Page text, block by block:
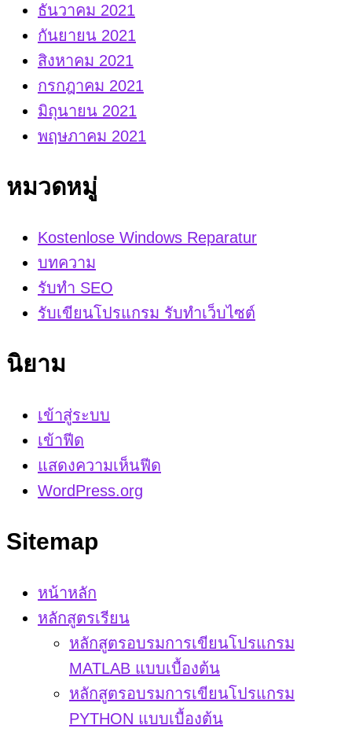
ธันวาคม 2021
กันยายน 2021
สิงหาคม 2021
กรกฎาคม 2021
มิถุนายน 2021
พฤษภาคม 2021
หมวดหมู่
Kostenlose Windows Reparatur
บทความ
รับทำ SEO
รับเขียนโปรแกรม รับทำเว็บไซต์
นิยาม
เข้าสู่ระบบ
เข้าฟีด
แสดงความเห็นฟีด
WordPress.org
Sitemap
หน้าหลัก
หลักสูตรเรียน
หลักสูตรอบรมการเขียนโปรแกรม
MATLAB แบบเบื้องต้น
หลักสูตรอบรมการเขียนโปรแกรม
PYTHON แบบเบื้องต้น